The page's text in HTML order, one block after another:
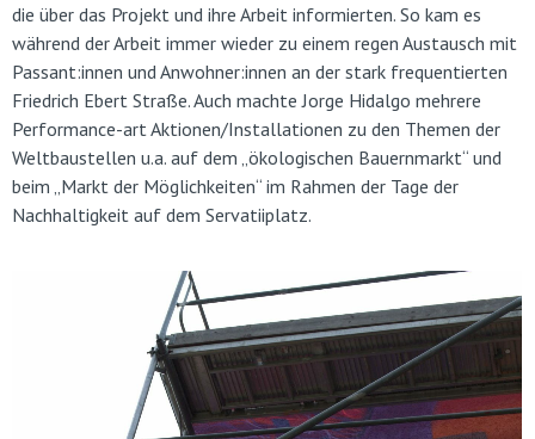
die über das Projekt und ihre Arbeit informierten. So kam es
während der Arbeit immer wieder zu einem regen Austausch mit
Passant:innen und Anwohner:innen an der stark frequentierten
Friedrich Ebert Straße. Auch machte Jorge Hidalgo mehrere
Performance-art Aktionen/Installationen zu den Themen der
Weltbaustellen u.a. auf dem „ökologischen Bauernmarkt“ und
beim „Markt der Möglichkeiten“ im Rahmen der Tage der
Nachhaltigkeit auf dem Servatiiplatz.